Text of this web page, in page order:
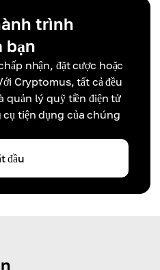
trình
bạn
nhận, đặt cược hoặc
Cryptomus, tất cả đều
quản lý quỹ tiền điện tử
tiện dụng của chúng
đầu